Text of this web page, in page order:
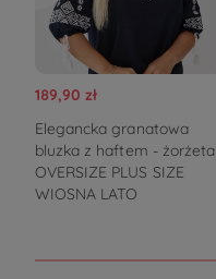
189,90 zł
Elegancka granatowa
bluzka z haftem - żorżeta
OVERSIZE PLUS SIZE
WIOSNA LATO